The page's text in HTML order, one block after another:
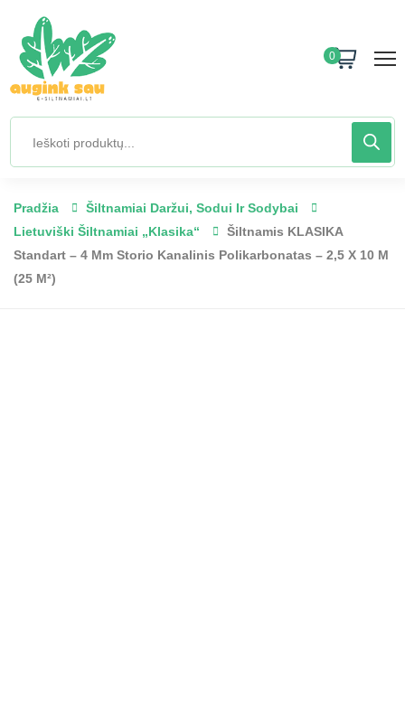
0
Pradžia
Šiltnamiai Daržui, Sodui Ir Sodybai
Lietuviški Šiltnamiai „Klasika“
Šiltnamis KLASIKA
Standart – 4 Mm Storio Kanalinis Polikarbonatas – 2,5 X 10 M
(25 M²)